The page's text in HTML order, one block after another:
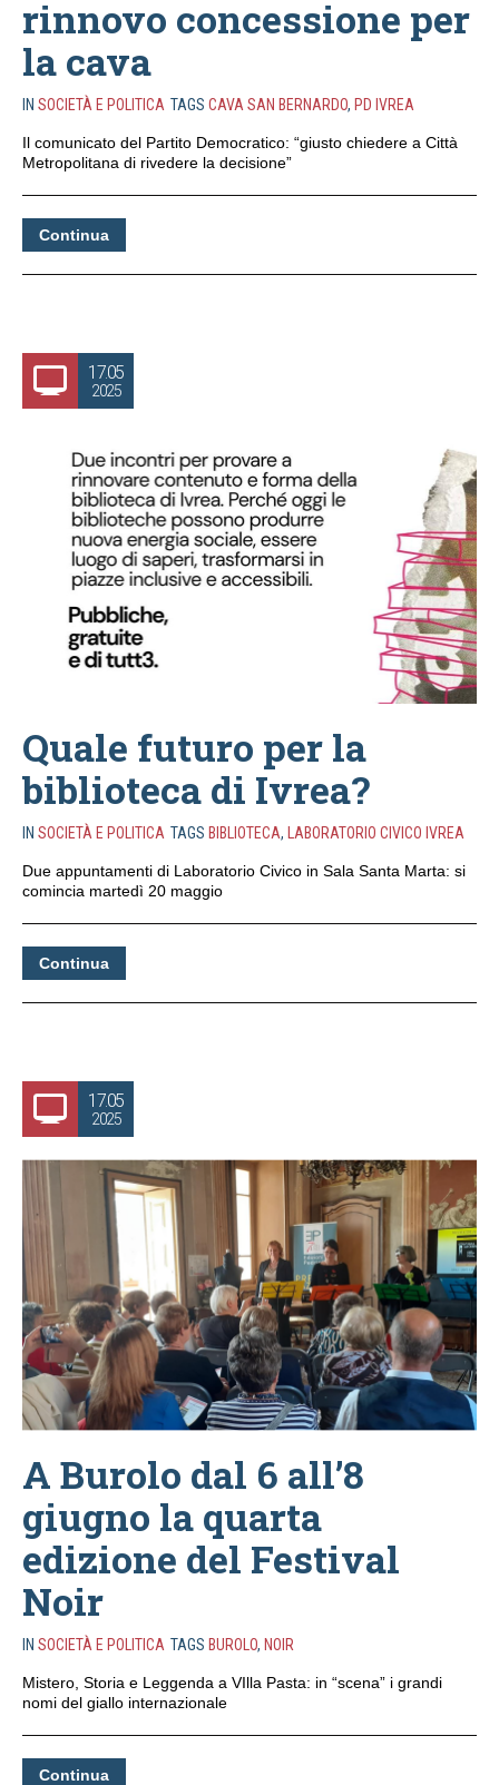
rinnovo concessione per
la cava
IN SOCIETÀ E POLITICA TAGS CAVA SAN BERNARDO, PD IVREA
Il comunicato del Partito Democratico: “giusto chiedere a Città
Metropolitana di rivedere la decisione”
Continua
17.05
2025
Quale futuro per la
biblioteca di Ivrea?
IN SOCIETÀ E POLITICA TAGS BIBLIOTECA, LABORATORIO CIVICO IVREA
Due appuntamenti di Laboratorio Civico in Sala Santa Marta: si
comincia martedì 20 maggio
Continua
17.05
2025
A Burolo dal 6 all’8
giugno la quarta
edizione del Festival
Noir
IN SOCIETÀ E POLITICA TAGS BUROLO, NOIR
Mistero, Storia e Leggenda a VIlla Pasta: in “scena” i grandi
nomi del giallo internazionale
Continua